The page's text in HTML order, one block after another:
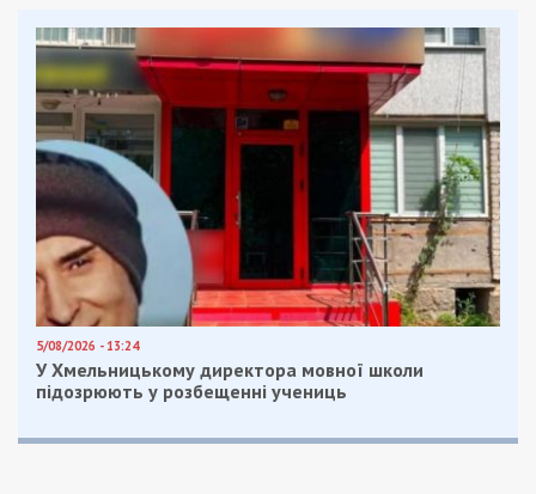
5/08/2026 - 13:24
У Хмельницькому директора мовної школи
підозрюють у розбещенні учениць